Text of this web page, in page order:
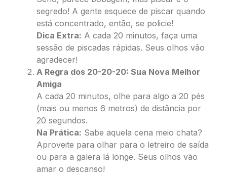
segredo! A gente esquece de piscar quando
está concentrado, então, se policie!
Dica Extra: A cada 20 minutos, faça uma
sessão de piscadas rápidas. Seus olhos vão
agradecer!
A Regra dos 20-20-20: Sua Nova Melhor
Amiga
A cada 20 minutos, olhe para algo a 20 pés
(mais ou menos 6 metros) de distância por
20 segundos.
Na Prática: Sabe aquela cena meio chata?
Aproveite para olhar para o letreiro de saída
ou para a galera lá longe. Seus olhos vão
amar o descanso!